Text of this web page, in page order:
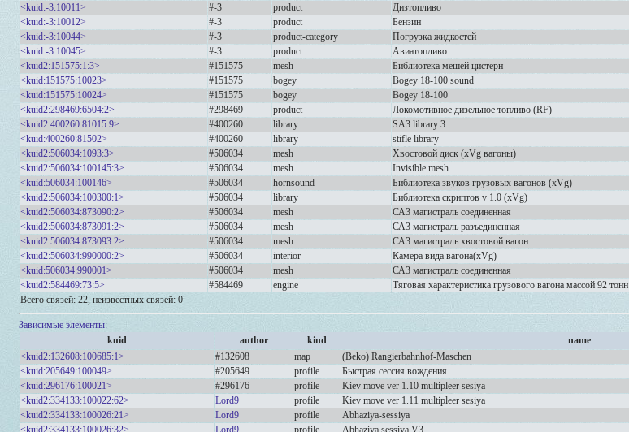
<kuid:-3:10011>
#-3 product Дизтопливо
<kuid:-3:10012>
#-3 product Бензин
<kuid:-3:10044>
#-3 product-category Погрузка жидкостей
<kuid:-3:10045>
#-3 product Авиатопливо
<kuid2:151575:1:3>
#151575 mesh Библиотека мешей цистерн
<kuid:151575:10023>
#151575 bogey Bogey 18-100 sound
<kuid:151575:10024>
#151575 bogey Bogey 18-100
<kuid2:298469:6504:2>
#298469 product Локомотивное дизельное топливо (RF)
<kuid2:400260:81015:9>
#400260 library SA3 library 3
<kuid:400260:81502>
#400260 library stifle library
<kuid2:506034:1093:3>
#506034 mesh Хвостовой диск (xVg вагоны)
<kuid2:506034:100145:3>
#506034 mesh Invisible mesh
<kuid:506034:100146>
#506034 hornsound Библиотека звуков грузовых вагонов (xVg)
<kuid2:506034:100300:1>
#506034 library Библиотека скриптов v 1.0 (xVg)
<kuid2:506034:873090:2>
#506034 mesh СА3 магистраль соединенная
<kuid2:506034:873091:2>
#506034 mesh СА3 магистраль разъединенная
<kuid2:506034:873093:2>
#506034 mesh СА3 магистраль хвостовой вагон
<kuid2:506034:990000:2>
#506034 interior Камера вида вагона(xVg)
<kuid:506034:990001>
#506034 mesh СА3 магистраль соединенная
<kuid2:584469:73:5>
#584469 engine Тяговая характеристика грузового вагона массой 92 тонн
Всего связей: 22, неизвестных связей: 0
Зависимые элементы:
kuid
author kind name
<kuid2:132608:100685:1>
#132608 map (Beko) Rangierbahnhof-Maschen
<kuid:205649:100049>
#205649 profile Быстрая сессия вождения
<kuid:296176:100021>
#296176 profile Kiev move ver 1.10 multipleer sesiya
<kuid2:334133:100022:62>
Lord9 profile Kiev move ver 1.11 multipleer sesiya
<kuid2:334133:100026:21>
Lord9 profile Abhaziya-sessiya
<kuid2:334133:100026:32>
Lord9 profile Abhaziya sessiya V3